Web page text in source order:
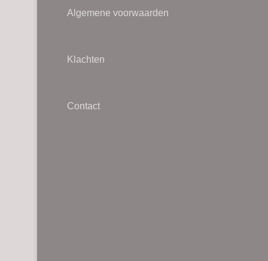
Algemene voorwaarden
Klachten
Contact